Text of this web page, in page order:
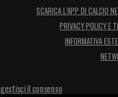
SCARICA L’APP DI CALCIO
PRIVACY POLICY E
INFORMATIVA
gestisci il consenso